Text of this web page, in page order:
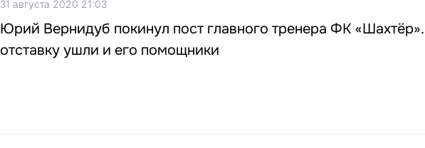
31 августа 2020 21:03
Юрий Вернидуб покинул пост главного тренера ФК
отставку ушли и его помощники